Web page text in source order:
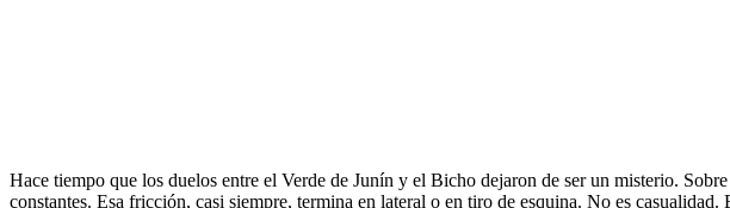
Hace tiempo que los duelos entre el Verde de Junín y el Bicho dejaron de ser un misterio.
constantes. Esa fricción, casi siempre, termina en lateral o en tiro de esquina. No es